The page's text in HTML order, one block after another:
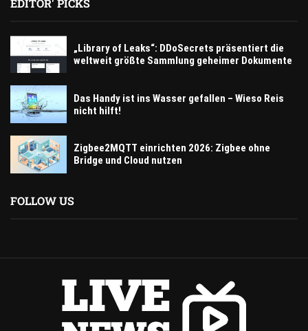
„Library of Leaks“: DDoSecrets präsentiert die
weltweit größte Sammlung geheimer Dokumente
Das Handy ist ins Wasser gefallen – Wieso Reis
nicht hilft!
Zigbee2MQTT einrichten 2026: Zigbee ohne
Bridge und Cloud nutzen
FOLLOW US